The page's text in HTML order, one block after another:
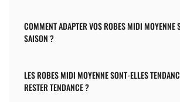
COMMENT ADAPTER VOS ROBES MIDI MOYENNE
SAISON ?
LES ROBES MIDI MOYENNE SONT-ELLES
RESTER TENDANCE ?